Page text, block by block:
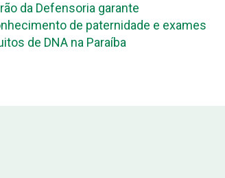
da Defensoria garante
de paternidade e exames
de DNA na Paraíba